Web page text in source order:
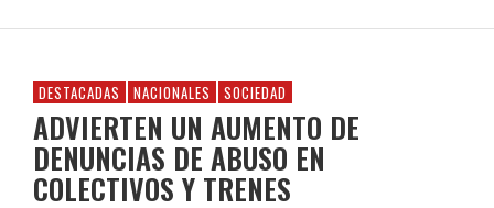
DESTACADAS NACIONALES SOCIEDAD
ADVIERTEN UN AUMENTO DE
DENUNCIAS DE ABUSO EN
COLECTIVOS Y TRENES